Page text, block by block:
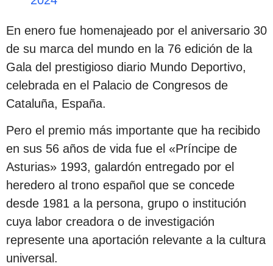
En enero fue homenajeado por el aniversario 30
de su marca del mundo en la 76 edición de la
Gala del prestigioso diario Mundo Deportivo,
celebrada en el Palacio de Congresos de
Cataluña, España.
Pero el premio más importante que ha recibido
en sus 56 años de vida fue el «Príncipe de
Asturias» 1993, galardón entregado por el
heredero al trono español que se concede
desde 1981 a la persona, grupo o institución
cuya labor creadora o de investigación
represente una aportación relevante a la cultura
universal.